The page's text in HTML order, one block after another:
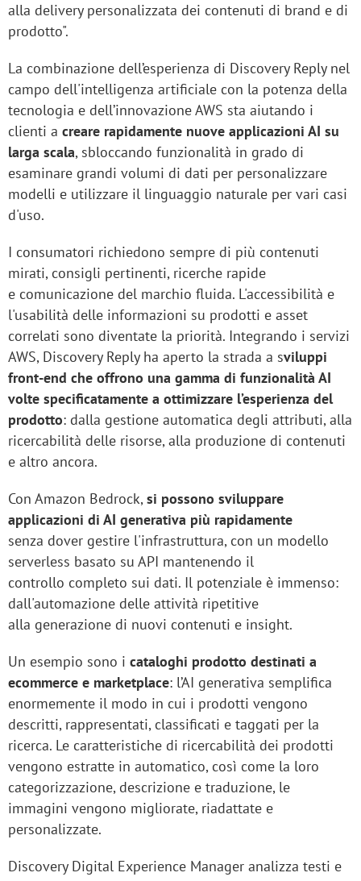
alla delivery personalizzata dei contenuti di brand e di
prodotto".
La combinazione dell’esperienza di Discovery Reply nel
campo dell'intelligenza artificiale con la potenza della
tecnologia e dell’innovazione AWS sta aiutando i
clienti a creare rapidamente nuove applicazioni AI su
larga scala, sbloccando funzionalità in grado di
esaminare grandi volumi di dati per personalizzare
modelli e utilizzare il linguaggio naturale per vari casi
d'uso.
I consumatori richiedono sempre di più contenuti
mirati, consigli pertinenti, ricerche rapide
e comunicazione del marchio fluida. L'accessibilità e
l'usabilità delle informazioni su prodotti e asset
correlati sono diventate la priorità. Integrando i servizi
AWS, Discovery Reply ha aperto la strada a sviluppi
front-end che offrono una gamma di funzionalità AI
volte specificatamente a ottimizzare l’esperienza del
prodotto: dalla gestione automatica degli attributi, alla
ricercabilità delle risorse, alla produzione di contenuti
e altro ancora.
Con Amazon Bedrock,si possono sviluppare
applicazioni di AI generativa più rapidamente
senza dover gestire l'infrastruttura, con un modello
serverless basato su API mantenendo il
controllo completo sui dati. Il potenziale è immenso:
dall'automazione delle attività ripetitive
alla generazione di nuovi contenuti e insight.
Un esempio sono i cataloghi prodotto destinati a
ecommerce e marketplace: l’AI generativa semplifica
enormemente il modo in cui i prodotti vengono
descritti, rappresentati, classificati e taggati per la
ricerca. Le caratteristiche di ricercabilità dei prodotti
vengono estratte in automatico, così come la loro
categorizzazione, descrizione e traduzione, le
immagini vengono migliorate, riadattate e
personalizzate.
Discovery Digital Experience Manager analizza testi e